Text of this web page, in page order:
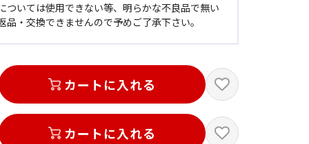
ついては使用できない等、明らかな不良品で無い
品・交換できませんので予めご了承下さい。
カートに入れる
カートに入れる